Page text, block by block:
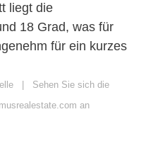
liegt die
18 Grad, was für
für ein kurzes
Sehen Sie sich die
an